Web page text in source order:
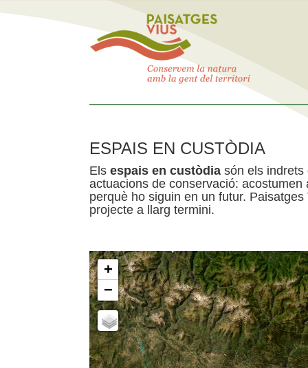
ESPAIS EN CUSTÒDIA
Els espais en custòdia són els indrets
actuacions de conservació:
perquè ho siguin en un futur.
projecte a llarg termini.
+
−